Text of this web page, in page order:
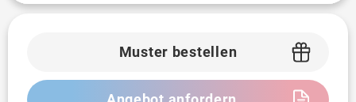
Muster bestellen